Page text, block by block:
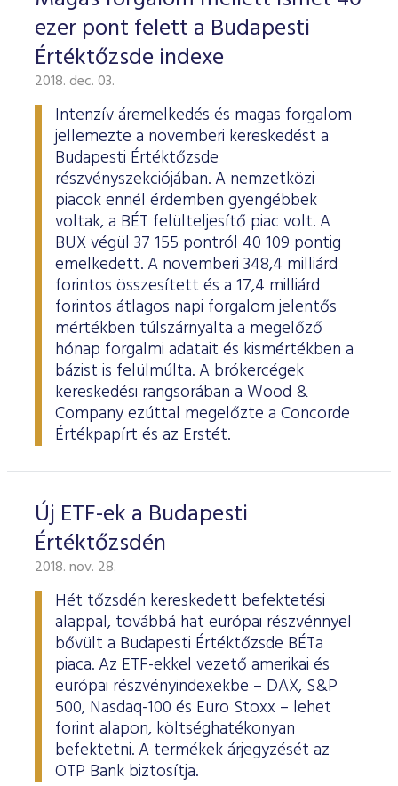
ESG Útmutató
ezer pont felett a Budapesti
Értéktőzsde indexe
2018. dec. 03.
Intenzív áremelkedés és magas forgalom
jellemezte a novemberi kereskedést a
Budapesti Értéktőzsde
részvényszekciójában. A nemzetközi
piacok ennél érdemben gyengébbek
voltak, a BÉT felülteljesítő piac volt. A
BUX végül 37 155 pontról 40 109 pontig
emelkedett. A novemberi 348,4 milliárd
forintos összesített és a 17,4 milliárd
forintos átlagos napi forgalom jelentős
mértékben túlszárnyalta a megelőző
hónap forgalmi adatait és kismértékben a
bázist is felülmúlta. A brókercégek
kereskedési rangsorában a Wood &
Company ezúttal megelőzte a Concorde
Értékpapírt és az Erstét.
Új ETF-ek a Budapesti
Értéktőzsdén
2018. nov. 28.
Hét tőzsdén kereskedett befektetési
alappal, továbbá hat európai részvénnyel
bővült a Budapesti Értéktőzsde BÉTa
piaca. Az ETF-ekkel vezető amerikai és
európai részvényindexekbe – DAX, S&P
500, Nasdaq-100 és Euro Stoxx – lehet
forint alapon, költséghatékonyan
befektetni. A termékek árjegyzését az
OTP Bank biztosítja.